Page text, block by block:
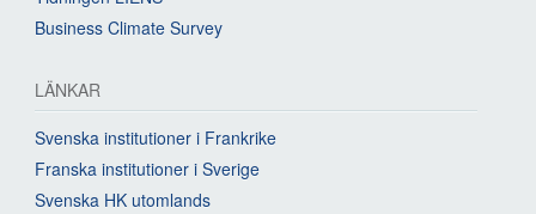
Business Climate Survey
LÄNKAR
Svenska institutioner i Frankrike
Franska institutioner i Sverige
Svenska HK utomlands